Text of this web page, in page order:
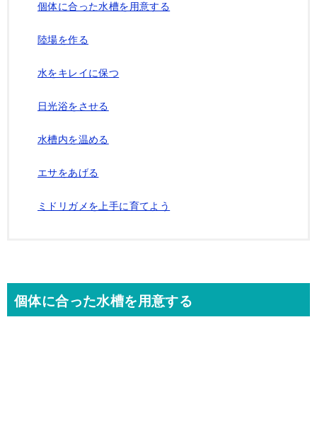
個体に合った水槽を用意する
陸場を作る
水をキレイに保つ
日光浴をさせる
水槽内を温める
エサをあげる
ミドリガメを上手に育てよう
個体に合った水槽を用意する